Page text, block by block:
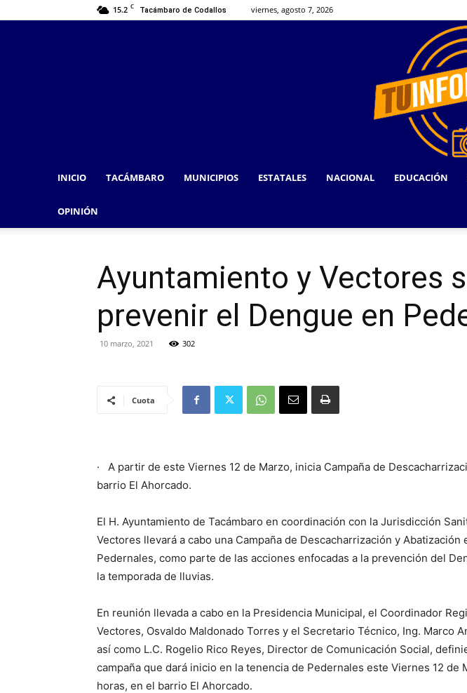
15.2 C Tacámbaro de Codallos viernes, agosto 7, 2026
INICIO TACÁMBARO MUNICIPIOS ESTATALES NACIONAL EDUCACIÓN
OPINIÓN
Ayuntamiento y Vectores
prevenir el Dengue en
10 marzo, 2021 302
Cuota
· A partir de este Viernes 12 de Marzo, inicia Campaña de
barrio El Ahorcado.
El H. Ayuntamiento de Tacámbaro en coordinación con la Jurisdicción
Vectores llevará a cabo una Campaña de Descacharrización y Abatización
Pedernales, como parte de las acciones enfocadas a la prevención del
la temporada de lluvias.
En reunión llevada a cabo en la Presidencia Municipal, el Coordinador
Vectores, Osvaldo Maldonado Torres y el Secretario Técnico, Ing. Marco
así como L.C. Rogelio Rico Reyes, Director de Comunicación Social,
campaña que dará inicio en la tenencia de Pedernales este Viernes 12 de
horas, en el barrio El Ahorcado.